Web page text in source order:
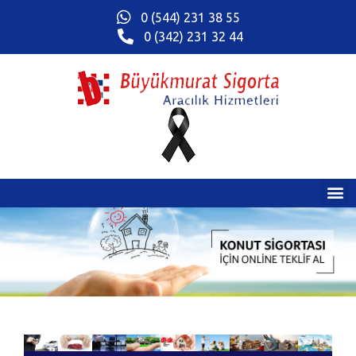
0 (544) 231 38 55
0 (342) 231 32 44